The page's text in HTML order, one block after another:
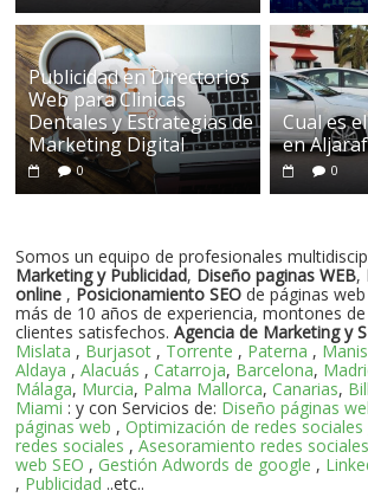
Publicidad en Directorios
Web para Clinicas
Dentales y Estrategias de
Marketing Digital
0
Cual es
en
0
Somos un equipo de profesionales
Marketing y Publicidad, Diseño paginas WEB,
online , Posicionamiento SEO de páginas
más de 10 años de experiencia, montones
clientes satisfechos.Agencia de Marketing y
Mislata , Burjasot , Torrente , Paterna ,
Aldaya ,Alacuás ,Catarroja, Barcelona,
Málaga, Murcia, Palma Mallorca,Canarias,
Miami : y con Servicios de: Diseño páginas
páginas web ,Optimización de redes sociales
redes sociales ,Asesoramiento redes sociales
web SEO , Gestión Adwords de google ,
, Publicidad ..etc..